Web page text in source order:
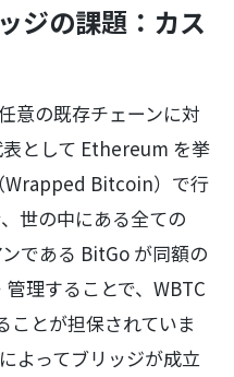
ジの課題：カス
の既存チェーンに対
として Ethereum を挙
Wrapped Bitcoin）で行
世の中にある全ての
である BitGo が同額の
理することで、WBTC
ことが担保されていま
よってブリッジが成立